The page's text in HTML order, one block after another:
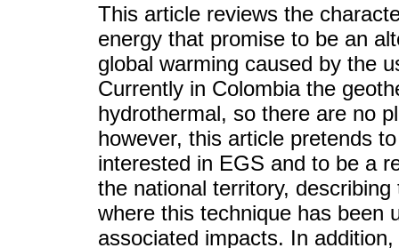
This article reviews the
energy that promise to be an
global warming caused by the
Currently in Colombia the
hydrothermal, so there are no
however, this article pretends
interested in EGS and to be a
the national territory,
where this technique has been
associated impacts. In